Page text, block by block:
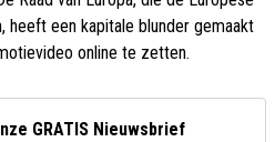
heeft een kapitale blunder gemaakt
online te zetten.
GRATIS Nieuwsbrief